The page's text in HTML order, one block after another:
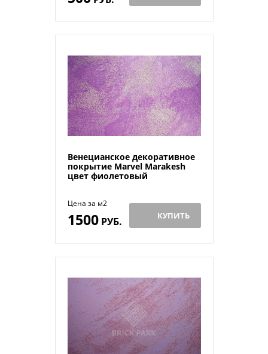
Венецианское декоративное
покрытие Marvel Marakesh
цвет фиолетовый
Цена за м2
1500РУБ. КУПИТЬ